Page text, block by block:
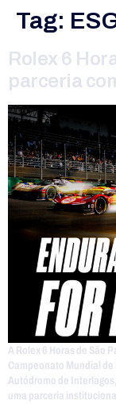
Tag:
Rolex 6
parceria
A Rolex 6 Horas de São
Campeonato Mundial de
Autódromo de
uma parceria